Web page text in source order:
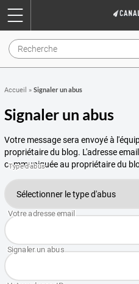
Accueil » Signaler un abus
Signaler un abus
Votre message sera envoyé à
propriétaire du blog. L'adresse
communiquée au propriétaire du